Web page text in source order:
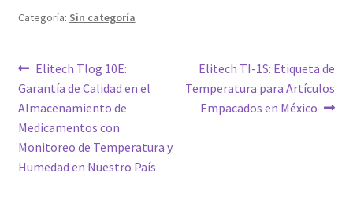
Categoría: Sin categoría
Navegación
de
entradas
Entrada
anterior:
Elitech Tlog 10E:
Garantía de Calidad en el
Almacenamiento de
Medicamentos con
Monitoreo de Temperatura y
Humedad en Nuestro País
Siguiente
entrada:
Elitech TI-1S: Etiqueta de
Temperatura para Artículos
Empacados en México